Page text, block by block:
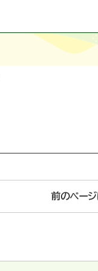
前のペー